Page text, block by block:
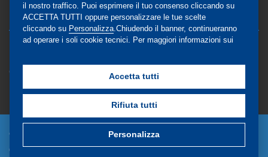
il nostro traffico. Puoi esprimere il tuo consenso cliccando su
ACCETTA TUTTI oppure personalizzare le tue scelte
cliccando su Personalizza .Chiudendo il banner, continueranno
ad operare i soli cookie tecnici. Per maggiori informazioni sui
Accetta tutti
Rifiuta tutti
Personalizza
COMMUNITY
Blog e Canali social
Gestione Consensi
© Copyright 2024 - EdiSES Edizioni srl - P.IVA
09029561215